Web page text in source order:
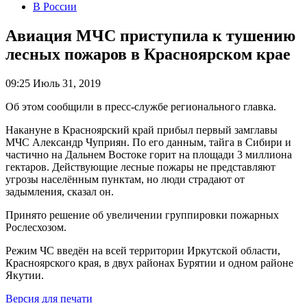
В России
Авиация МЧС приступила к тушению
лесных пожаров в Красноярском крае
09:25 Июль 31, 2019
Об этом сообщили в пресс-службе регионального главка.
Накануне в Красноярский край прибыл первый замглавы
МЧС Александр Чуприян. По его данным, тайга в Сибири и
частично на Дальнем Востоке горит на площади 3 миллиона
гектаров. Действующие лесные пожары не представляют
угрозы населённым пунктам, но люди страдают от
задымления, сказал он.
Принято решение об увеличении группировки пожарных
Рослесхозом.
Режим ЧС введён на всей территории Иркутской области,
Красноярского края, в двух районах Бурятии и одном районе
Якутии.
Версия для печати